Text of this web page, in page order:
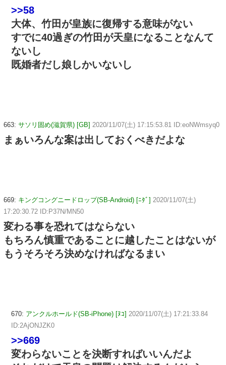
>>58
大体、竹田が皇族に復帰する意味がない
すでに40過ぎの竹田が天皇になることなんて
ないし
既婚者だし娘しかいないし
663: サソリ固め(滋賀県) [GB] 2020/11/07(土) 17:15:53.81 ID:eoNWmsyq0
まぁいろんな案は出しておくべきだよな
669: キングコングニードロップ(SB-Android) [ﾆﾀﾞ] 2020/11/07(土)
17:20:30.72 ID:P37N/MN50
変わる事を恐れてはならない
もちろん慎重であることに越したことはないが
もうそろそろ決めなければなるまい
670: アンクルホールド(SB-iPhone) [ﾇｺ] 2020/11/07(土) 17:21:33.84
ID:2AjONJZK0
>>669
変わらないことを決断すればいいんだよ